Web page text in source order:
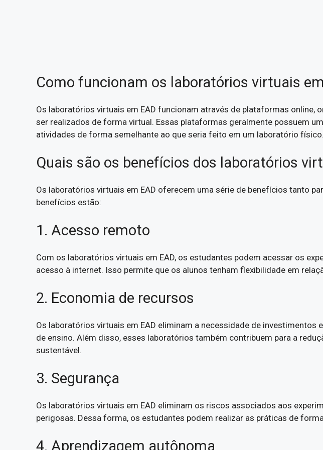
Como funcionam os laboratórios virtuais
Os laboratórios virtuais em EAD funcionam através de plataformas
ser realizados de forma virtual. Essas plataformas geralmente possuem
atividades de forma semelhante ao que seria feito em um laboratório físico.
Quais são os benefícios dos laboratórios
Os laboratórios virtuais em EAD oferecem uma série de benefícios tanto
benefícios estão:
1. Acesso remoto
Com os laboratórios virtuais em EAD, os estudantes podem acessar os
acesso à internet. Isso permite que os alunos tenham flexibilidade em
2. Economia de recursos
Os laboratórios virtuais em EAD eliminam a necessidade de
de ensino. Além disso, esses laboratórios também contribuem para a
sustentável.
3. Segurança
Os laboratórios virtuais em EAD eliminam os riscos associados aos
perigosas. Dessa forma, os estudantes podem realizar as práticas de
4. Aprendizagem autônoma